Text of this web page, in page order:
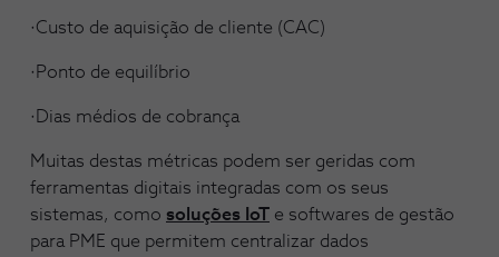
·Custo de aquisição de cliente (CAC)
·Ponto de equilíbrio
·Dias médios de cobrança
Muitas destas métricas podem ser geridas com
ferramentas digitais integradas com os seus
sistemas, como soluções IoT e softwares de gestão
para PME que permitem centralizar dados